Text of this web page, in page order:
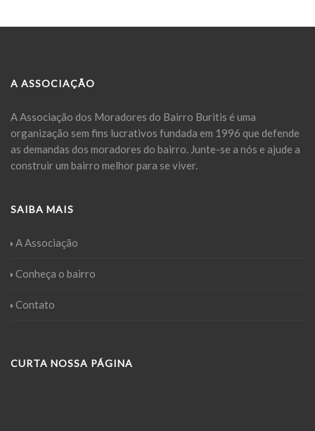
A ASSOCIAÇÃO
A Associação dos Moradores do Bairro Buritis é uma
organização sem fins lucrativos fundada em 1996 que defende
as demandas dos moradores do bairro. Junte-se a nós e ajude a
construir um bairro melhor para se viver.
SAIBA MAIS
A Associação
Conheça o bairro
Contato
CURTA NOSSA PÁGINA